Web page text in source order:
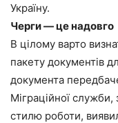
Україну.
Черги — це надовго
В цілому варто
пакету документів
документа
Міграційної
стилю роботи,